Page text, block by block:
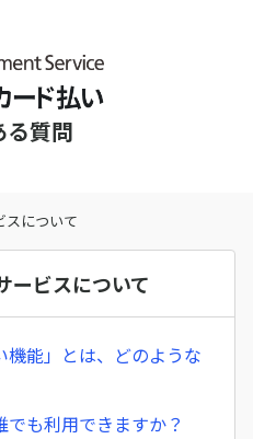
る質問
スについて
ービスについて
機能」とは、どのような
も利用できますか？